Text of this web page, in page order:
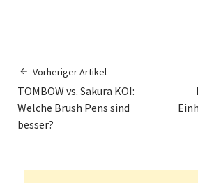
Vorheriger Artikel
TOMBOW vs. Sakura KOI:
Welche Brush Pens sind
besser?